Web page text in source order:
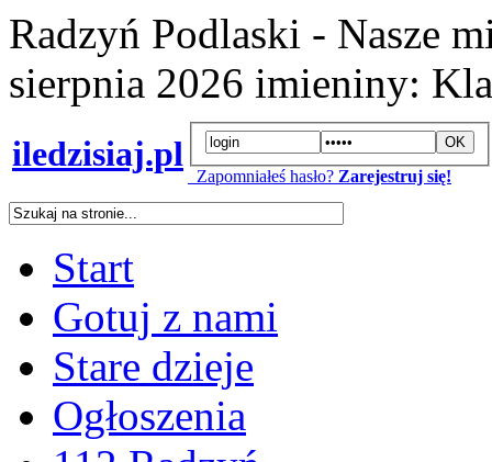
Radzyń Podlaski - Nasze
sierpnia 2026 imieniny:
iledzisiaj.pl
Zapomniałeś hasło? Zarejestruj się!
Start
Gotuj z nami
Stare dzieje
Ogłoszenia